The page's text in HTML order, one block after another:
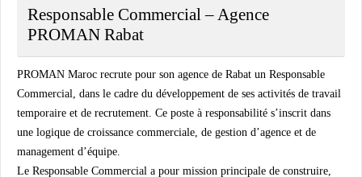
Responsable Commercial – Agence
PROMAN Rabat
PROMAN Maroc recrute pour son agence de Rabat un Responsable
Commercial, dans le cadre du développement de ses activités de travail
temporaire et de recrutement. Ce poste à responsabilité s’inscrit dans
une logique de croissance commerciale, de gestion d’agence et de
management d’équipe.
Le Responsable Commercial a pour mission principale de construire,